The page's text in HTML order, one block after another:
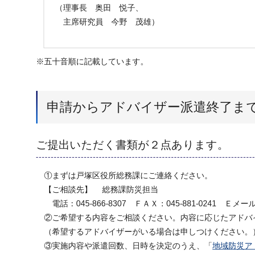
（理事長 奥田 悦子、
主席研究員 今野 茂雄）
※五十音順に記載しています。
申請からアドバイザー派遣終了ま
ご提出いただく書類が２点あります。
①まずは戸塚区役所総務課にご連絡ください。
【ご相談先】 総務課防災担当
電話：045-866-8307 ＦＡＸ：045-881-0241 Ｅメール
②ご希望する内容をご相談ください。内容に応じたアドバ
（希望するアドバイザーがいる場合は申しつけください。
③実施内容や派遣回数、日時を決定のうえ、「 地域防災ア